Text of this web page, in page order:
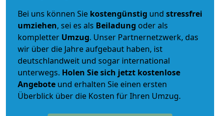
Bei uns können Sie kostengünstig und stressfrei
umziehen, sei es als Beiladung oder als
kompletter Umzug. Unser Partnernetzwerk, das
wir über die Jahre aufgebaut haben, ist
deutschlandweit und sogar international
unterwegs. Holen Sie sich jetzt kostenlose
Angebote und erhalten Sie einen ersten
Überblick über die Kosten für Ihren Umzug.